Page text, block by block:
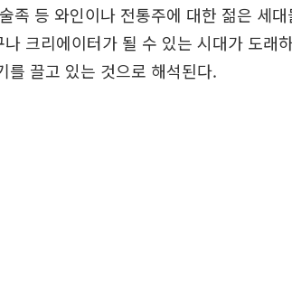
족 등 와인이나 전통주에 대한 젊은 세
크리에이터가 될 수 있는 시대가 도래
를 끌고 있는 것으로 해석된다.